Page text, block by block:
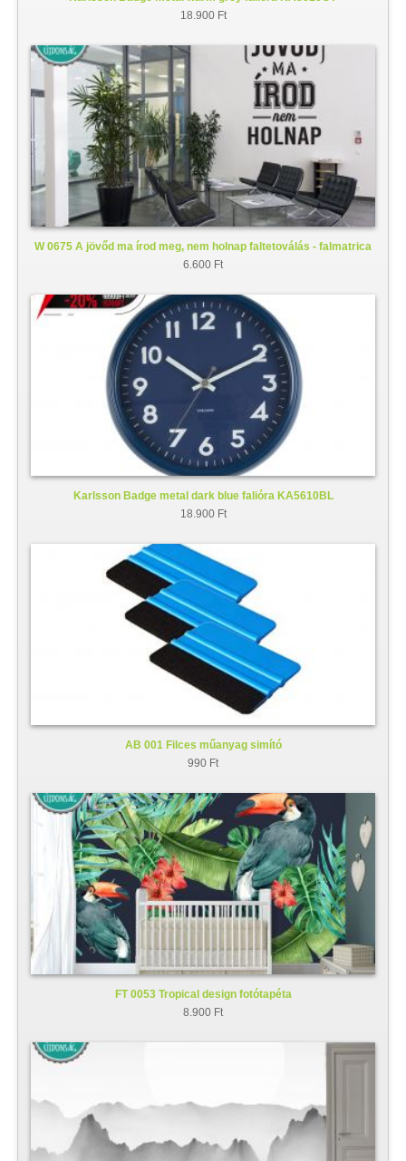
18.900 Ft
W 0675 A jövőd ma írod meg, nem holnap faltetoválás - falmatrica
6.600 Ft
Karlsson Badge metal dark blue falióra KA5610BL
18.900 Ft
AB 001 Filces műanyag simító
990 Ft
FT 0053 Tropical design fotótapéta
8.900 Ft